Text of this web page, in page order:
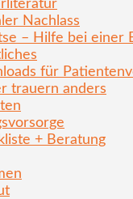
Nachlass
– Hilfe bei einer
für
trauern anders
+ Beratung